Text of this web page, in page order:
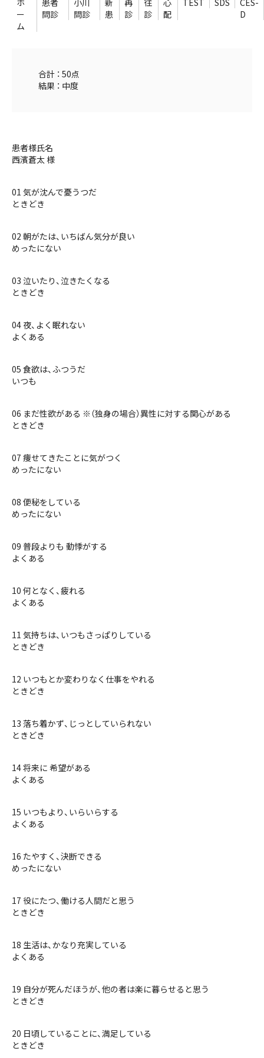
ー
ム
問診
問診
患
診
診
配
D
合計 ： 50点
結果 ： 中度
患者様氏名
西濱蒼太 様
01 気が沈んで憂うつだ
ときどき
02 朝がたは、いちばん気分が良い
めったにない
03 泣いたり、泣きたくなる
ときどき
04 夜、よく眠れない
よくある
05 食欲は、ふつうだ
いつも
06 まだ性欲がある ※（独身の場合）異性に対する関心がある
ときどき
07 痩せてきたことに気がつく
めったにない
08 便秘をしている
めったにない
09 普段よりも 動悸がする
よくある
10 何となく、疲れる
よくある
11 気持ちは、いつもさっぱりしている
ときどき
12 いつもとか変わりなく仕事をやれる
ときどき
13 落ち着かず、じっとしていられない
ときどき
14 将来に 希望がある
よくある
15 いつもより、いらいらする
よくある
16 たやすく、決断できる
めったにない
17 役にたつ、働ける人間だと思う
ときどき
18 生活は、かなり充実している
よくある
19 自分が死んだほうが、他の者は楽に暮らせると思う
ときどき
20 日頃していることに、満足している
ときどき